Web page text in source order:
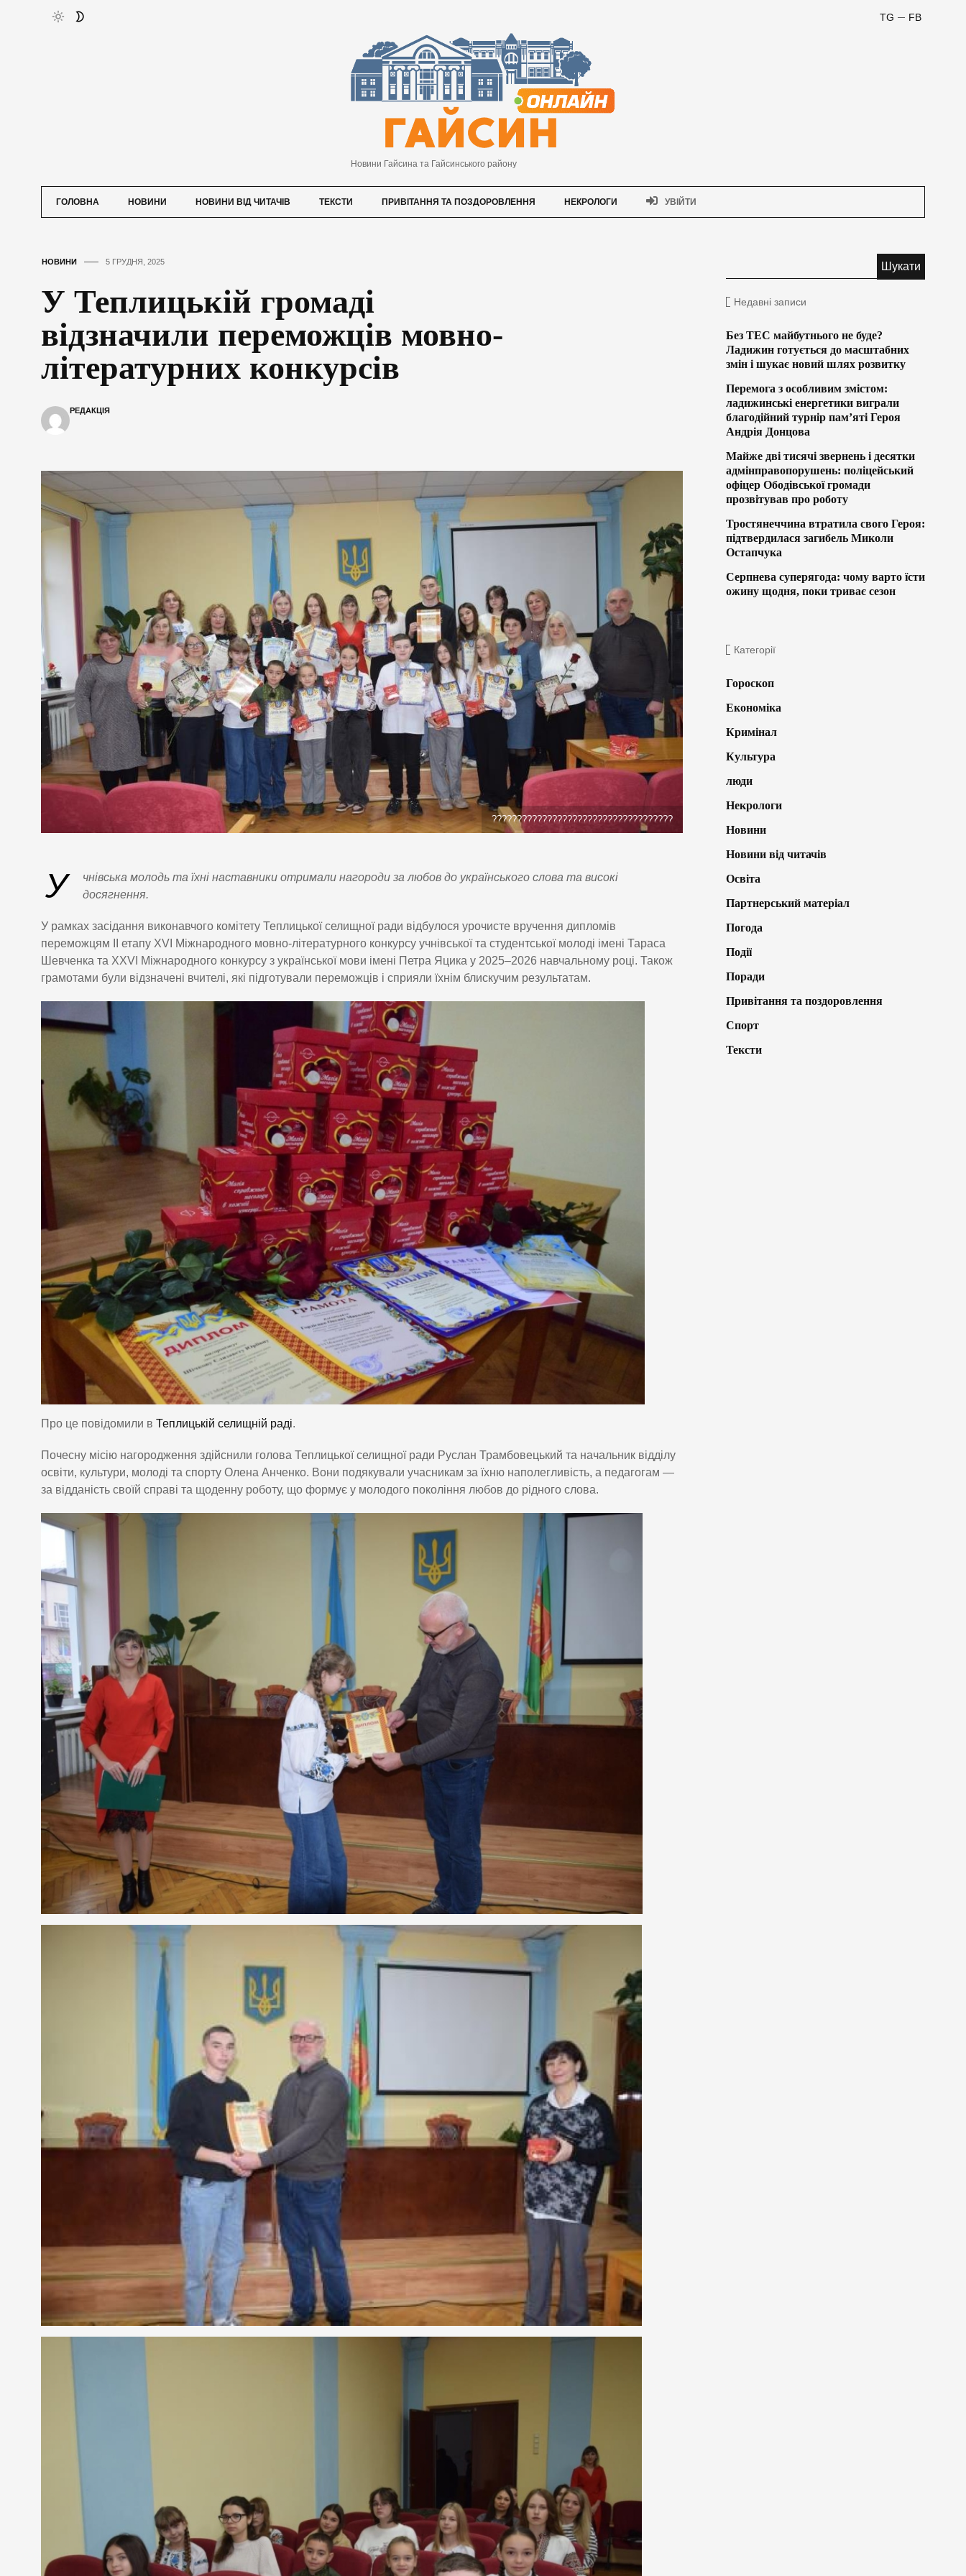
FB
TG
Новини Гайсина та Гайсинського району
ГОЛОВНА НОВИНИ НОВИНИ ВІД ЧИТАЧІВ ТЕКСТИ ПРИВІТАННЯ ТА ПОЗДОРОВЛЕННЯ НЕКРОЛОГИ УВІЙТИ
НОВИНИ 5 ГРУДНЯ, 2025
У Теплицькій громаді
відзначили переможців мовно-
літературних конкурсів
РЕДАКЦІЯ
????????????????????????????????????
У
чнівська молодь та їхні наставники отримали нагороди за любов до українського слова та високі
досягнення.
У рамках засідання виконавчого комітету Теплицької селищної ради відбулося урочисте вручення дипломів
переможцям ІІ етапу ХVІ Міжнародного мовно-літературного конкурсу учнівської та студентської молоді імені Тараса
Шевченка та ХХVI Міжнародного конкурсу з української мови імені Петра Яцика у 2025–2026 навчальному році. Також
грамотами були відзначені вчителі, які підготували переможців і сприяли їхнім блискучим результатам.
Про це повідомили в Теплицькій селищній раді.
Почесну місію нагородження здійснили голова Теплицької селищної ради Руслан Трамбовецький та начальник відділу
освіти, культури, молоді та спорту Олена Анченко. Вони подякували учасникам за їхню наполегливість, а педагогам —
за відданість своїй справі та щоденну роботу, що формує у молодого покоління любов до рідного слова.
Недавні записи
Без ТЕС майбутнього не буде?
Ладижин готується до масштабних
змін і шукає новий шлях розвитку
Перемога з особливим змістом:
ладижинські енергетики виграли
благодійний турнір пам’яті Героя
Андрія Донцова
Майже дві тисячі звернень і десятки
адмінправопорушень: поліцейський
офіцер Ободівської громади
прозвітував про роботу
Тростянеччина втратила свого Героя:
підтвердилася загибель Миколи
Остапчука
Серпнева суперягода: чому варто їсти
ожину щодня, поки триває сезон
Категорії
Гороскоп
Економіка
Кримінал
Культура
люди
Некрологи
Новини
Новини від читачів
Освіта
Партнерський матеріал
Погода
Події
Поради
Привітання та поздоровлення
Спорт
Тексти